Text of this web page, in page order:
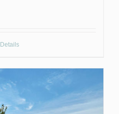
Details